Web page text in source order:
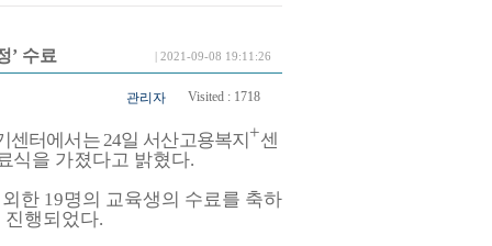
’ 수료 | 2021-09-08 19:11:26
관리자 Visited : 1718
센터에서는 24일 서산고용복지+센
식을 가졌다고 밝혔다.
한 19명의 교육생의 수료를 축하
진행되었다.